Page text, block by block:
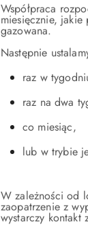
Współpraca
miesięcznie,
gazowana.
Następnie
raz w
raz na dwa
co miesiąc,
lub w trybie
W zależności od
zaopatrzenie z
wystarczy kontakt